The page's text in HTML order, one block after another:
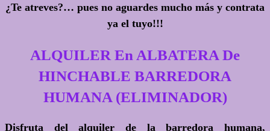
¿Te atreves?… pues no aguardes mucho más y contrata
ya el tuyo!!!
ALQUILER En ALBATERA De
HINCHABLE BARREDORA
HUMANA (ELIMINADOR)
Disfruta del alquiler de la barredora humana,